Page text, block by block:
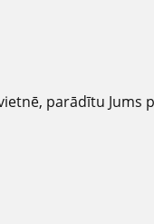
parādītu